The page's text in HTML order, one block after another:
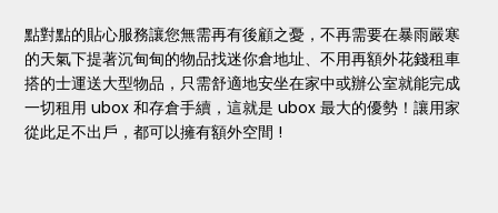
點對點的貼心服務讓您無需再有後顧之憂，不再需要在暴雨嚴寒
的天氣下提著沉甸甸的物品找迷你倉地址、不用再額外花錢租車
搭的士運送大型物品，只需舒適地安坐在家中或辦公室就能完成
一切租用 ubox 和存倉手續，這就是 ubox 最大的優勢！讓用家
從此足不出戶，都可以擁有額外空間 !